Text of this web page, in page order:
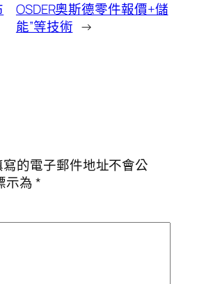
OSDER奧斯德零件報價+儲
能”等技術 →
的電子郵件地址不會公
示為*